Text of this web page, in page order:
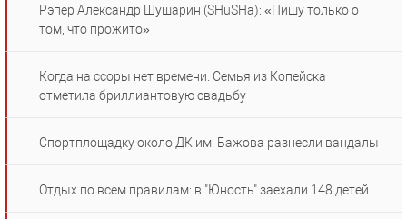
Рэпер Александр Шушарин (SHuSHa): «Пишу только о
том, что прожито»
Когда на ссоры нет времени. Семья из Копейска
отметила бриллиантовую свадьбу
Спортплощадку около ДК им. Бажова разнесли вандалы
Отдых по всем правилам: в "Юность" заехали 148 детей